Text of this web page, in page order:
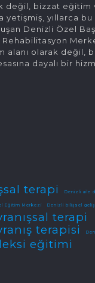
değil, bizzat
yetişmiş, yıllarca bu
Denizli Özel
Rehabilitasyon
alanı olarak değil,
dayalı bir
terapi Denizli aile
Eğitim Merkezi Denizli bilişsel
terapi
terapisi
eğitimi